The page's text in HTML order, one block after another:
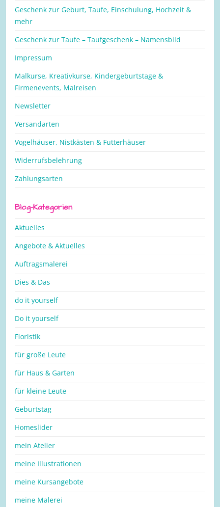
Geschenk zur Geburt, Taufe, Einschulung, Hochzeit &
mehr
Geschenk zur Taufe – Taufgeschenk – Namensbild
Impressum
Malkurse, Kreativkurse, Kindergeburtstage &
Firmenevents, Malreisen
Newsletter
Versandarten
Vogelhäuser, Nistkästen & Futterhäuser
Widerrufsbelehrung
Zahlungsarten
Blog-Kategorien
Aktuelles
Angebote & Aktuelles
Auftragsmalerei
Dies & Das
do it yourself
Do it yourself
Floristik
für große Leute
für Haus & Garten
für kleine Leute
Geburtstag
Homeslider
mein Atelier
meine Illustrationen
meine Kursangebote
meine Malerei